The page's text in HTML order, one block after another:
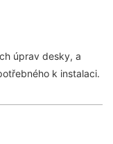
úprav desky, a
k instalaci.